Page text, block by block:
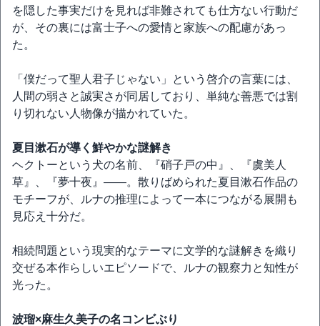
を隠した事実だけを見れば非難されても仕方ない行動だ
が、その裏には富士子への愛情と家族への配慮があっ
た。
「僕だって聖人君子じゃない」という啓介の言葉には、
人間の弱さと誠実さが同居しており、単純な善悪では割
り切れない人物像が描かれていた。
夏目漱石が導く鮮やかな謎解き
ヘクトーという犬の名前、『硝子戸の中』、『虞美人
草』、『夢十夜』――。散りばめられた夏目漱石作品の
モチーフが、ルナの推理によって一本につながる展開も
見応え十分だ。
相続問題という現実的なテーマに文学的な謎解きを織り
交ぜる本作らしいエピソードで、ルナの観察力と知性が
光った。
波瑠×麻生久美子の名コンビぶり